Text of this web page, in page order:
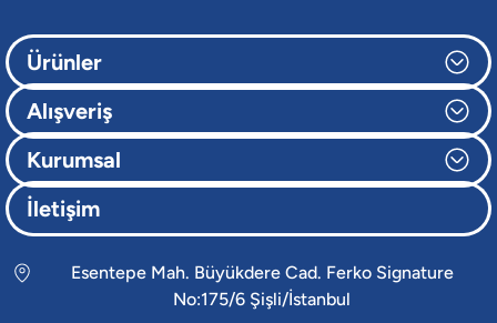
Ürünler
Alışveriş
Kurumsal
İletişim
Esentepe Mah. Büyükdere Cad. Ferko Signature
No:175/6 Şişli/İstanbul